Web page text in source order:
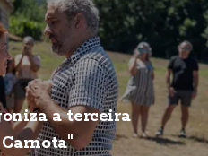
a terceira